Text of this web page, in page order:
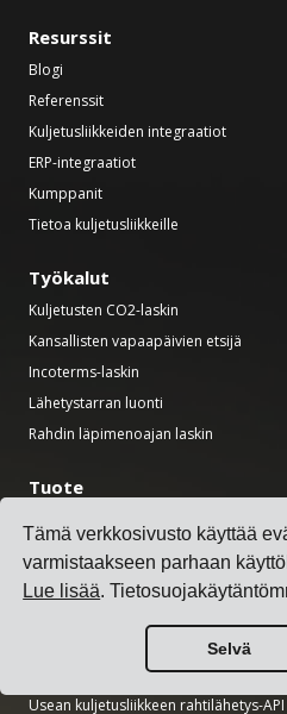
Tämä verkkosivusto käyttää
varmistaakseen parhaan
Lue lisää.
Selvä
Resurssit
Blogi
Referenssit
Kuljetusliikkeiden integraatiot
ERP-integraatiot
Kumppanit
Tietoa kuljetusliikkeille
Työkalut
Kuljetusten CO2-laskin
Kansallisten vapaapäivien etsijä
Incoterms-laskin
Lähetystarran luonti
Rahdin läpimenoajan laskin
Tuote
Rahtihinnastojen hallintaohjelmisto
Rahtilisämaksujen hallintaohjelmisto
Usean kuljetusliikkeen
Usean kuljetusliikkeen rahtilähetys-API